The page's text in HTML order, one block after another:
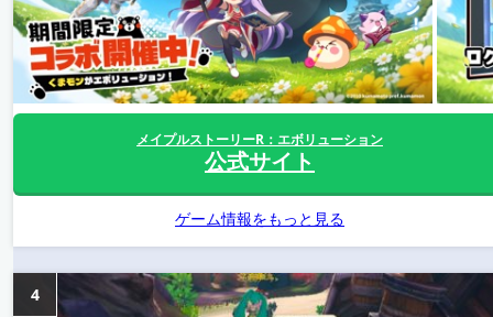
メイプルストーリーR：エボリューション
公式サイト
ゲーム情報をもっと見る
4